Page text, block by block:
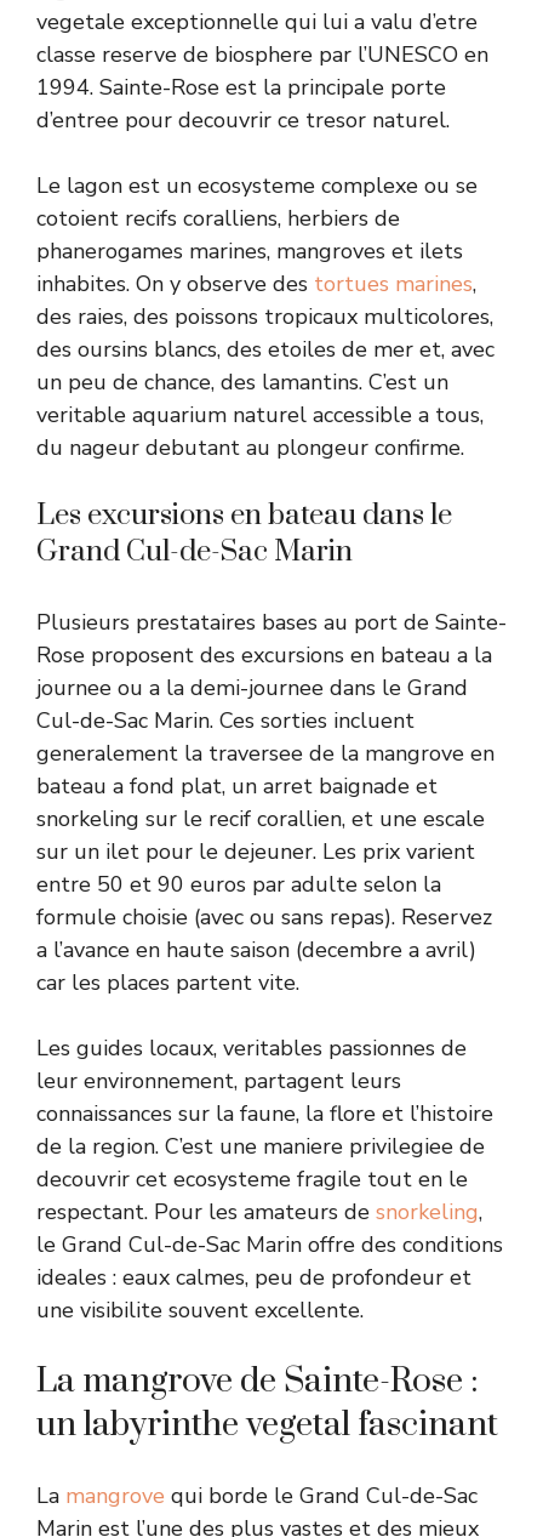
vegetale exceptionnelle qui lui a valu d’etre
classe reserve de biosphere par l’UNESCO en
1994. Sainte-Rose est la principale porte
d’entree pour decouvrir ce tresor naturel.
Le lagon est un ecosysteme complexe ou se
cotoient recifs coralliens, herbiers de
phanerogames marines, mangroves et ilets
inhabites. On y observe des tortues marines,
des raies, des poissons tropicaux multicolores,
des oursins blancs, des etoiles de mer et, avec
un peu de chance, des lamantins. C’est un
veritable aquarium naturel accessible a tous,
du nageur debutant au plongeur confirme.
Les excursions en bateau dans le
Grand Cul-de-Sac Marin
Plusieurs prestataires bases au port de Sainte-
Rose proposent des excursions en bateau a la
journee ou a la demi-journee dans le Grand
Cul-de-Sac Marin. Ces sorties incluent
generalement la traversee de la mangrove en
bateau a fond plat, un arret baignade et
snorkeling sur le recif corallien, et une escale
sur un ilet pour le dejeuner. Les prix varient
entre 50 et 90 euros par adulte selon la
formule choisie (avec ou sans repas). Reservez
a l’avance en haute saison (decembre a avril)
car les places partent vite.
Les guides locaux, veritables passionnes de
leur environnement, partagent leurs
connaissances sur la faune, la flore et l’histoire
de la region. C’est une maniere privilegiee de
decouvrir cet ecosysteme fragile tout en le
respectant. Pour les amateurs de snorkeling,
le Grand Cul-de-Sac Marin offre des conditions
ideales : eaux calmes, peu de profondeur et
une visibilite souvent excellente.
La mangrove de Sainte-Rose :
un labyrinthe vegetal fascinant
La mangrove qui borde le Grand Cul-de-Sac
Marin est l’une des plus vastes et des mieux